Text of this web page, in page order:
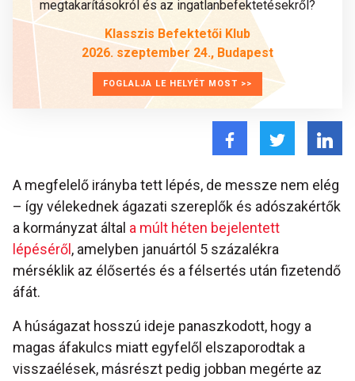
megtakarításokról és az ingatlanbefektetésekről?
Klasszis Befektetői Klub
2026. szeptember 24., Budapest
FOGLALJA LE HELYÉT MOST >>
A megfelelő irányba tett lépés, de messze nem elég
– így vélekednek ágazati szereplők és adószakértők
a kormányzat által a múlt héten bejelentett
lépéséről , amelyben januártól 5 százalékra
mérséklik az élősertés és a félsertés után fizetendő
áfát.
A húságazat hosszú ideje panaszkodott, hogy a
magas áfakulcs miatt egyfelől elszaporodtak a
visszaélések, másrészt pedig jobban megérte az